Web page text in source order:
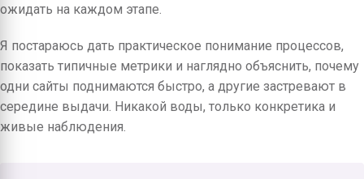
ожидать на каждом этапе.
Я постараюсь дать практическое понимание процессов,
показать типичные метрики и наглядно объяснить, почему
одни сайты поднимаются быстро, а другие застревают в
середине выдачи. Никакой воды, только конкретика и
живые наблюдения.